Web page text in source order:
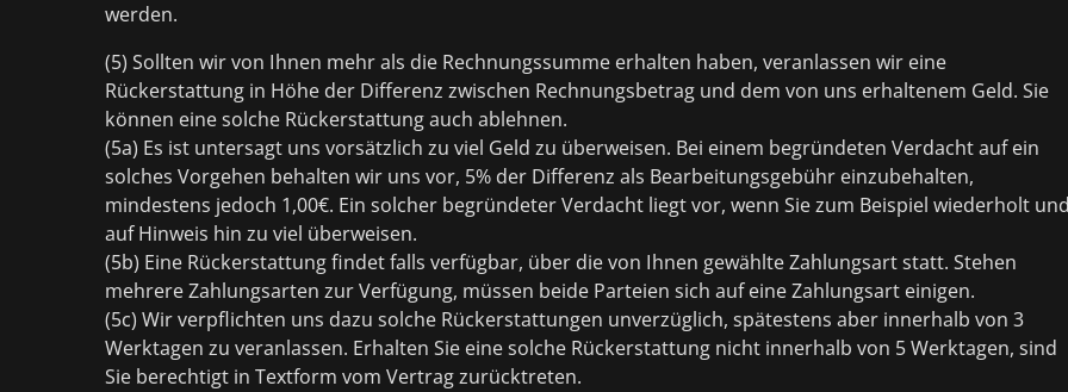
werden.
(5) Sollten wir von Ihnen mehr als die Rechnungssumme erhalten haben, veranlassen wir eine
Rückerstattung in Höhe der Differenz zwischen Rechnungsbetrag und dem von uns erhaltenem Geld. Sie
können eine solche Rückerstattung auch ablehnen.
(5a) Es ist untersagt uns vorsätzlich zu viel Geld zu überweisen. Bei einem begründeten Verdacht auf ein
solches Vorgehen behalten wir uns vor, 5% der Differenz als Bearbeitungsgebühr einzubehalten,
mindestens jedoch 1,00€. Ein solcher begründeter Verdacht liegt vor, wenn Sie zum Beispiel wiederholt
auf Hinweis hin zu viel überweisen.
(5b) Eine Rückerstattung findet falls verfügbar, über die von Ihnen gewählte Zahlungsart statt. Stehen
mehrere Zahlungsarten zur Verfügung, müssen beide Parteien sich auf eine Zahlungsart einigen.
(5c) Wir verpflichten uns dazu solche Rückerstattungen unverzüglich, spätestens aber innerhalb von 3
Werktagen zu veranlassen. Erhalten Sie eine solche Rückerstattung nicht innerhalb von 5 Werktagen, sind
Sie berechtigt in Textform vom Vertrag zurücktreten.